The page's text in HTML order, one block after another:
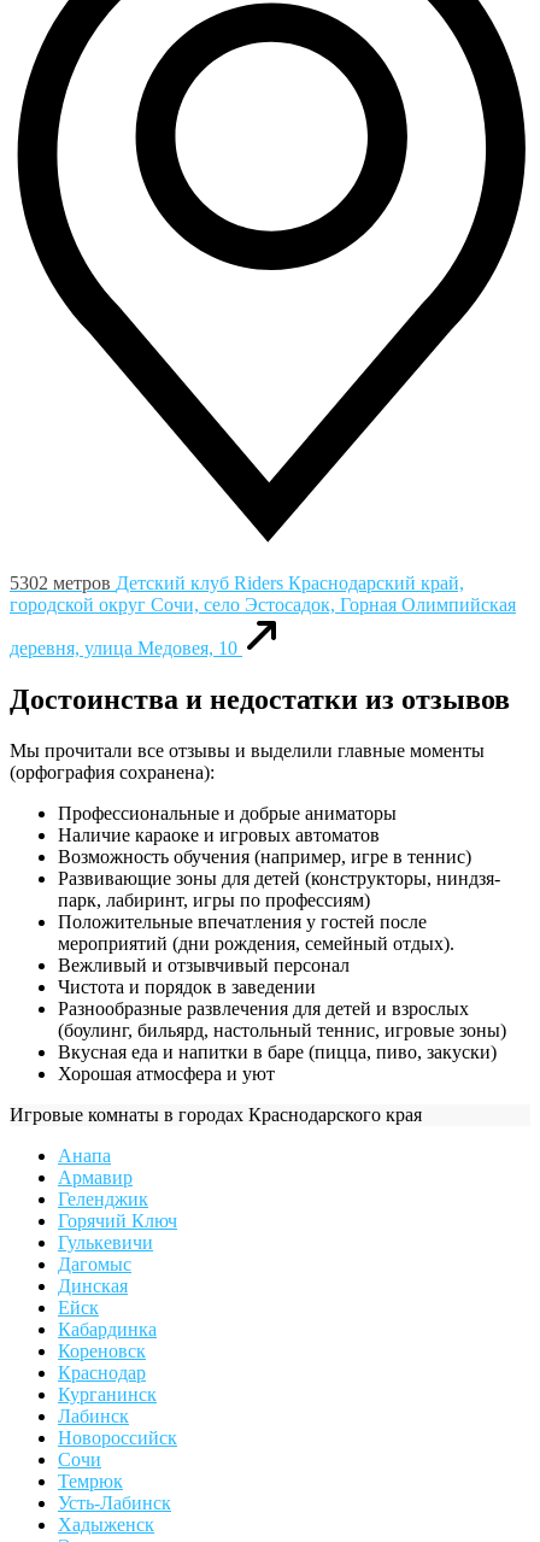
5302 метров Детский клуб Riders Краснодарский край,
городской округ Сочи, село Эстосадок, Горная Олимпийская
деревня, улица Медовея, 10
Достоинства и недостатки из отзывов
Мы прочитали все отзывы и выделили главные моменты
(орфография сохранена):
Профессиональные и добрые аниматоры
Наличие караоке и игровых автоматов
Возможность обучения (например, игре в теннис)
Развивающие зоны для детей (конструкторы, ниндзя-
парк, лабиринт, игры по профессиям)
Положительные впечатления у гостей после
мероприятий (дни рождения, семейный отдых).
Вежливый и отзывчивый персонал
Чистота и порядок в заведении
Разнообразные развлечения для детей и взрослых
(боулинг, бильярд, настольный теннис, игровые зоны)
Вкусная еда и напитки в баре (пицца, пиво, закуски)
Хорошая атмосфера и уют
Игровые комнаты в городах Краснодарского края
Анапа
Армавир
Геленджик
Горячий Ключ
Гулькевичи
Дагомыс
Динская
Ейск
Кабардинка
Кореновск
Краснодар
Курганинск
Лабинск
Новороссийск
Сочи
Темрюк
Усть-Лабинск
Хадыженск